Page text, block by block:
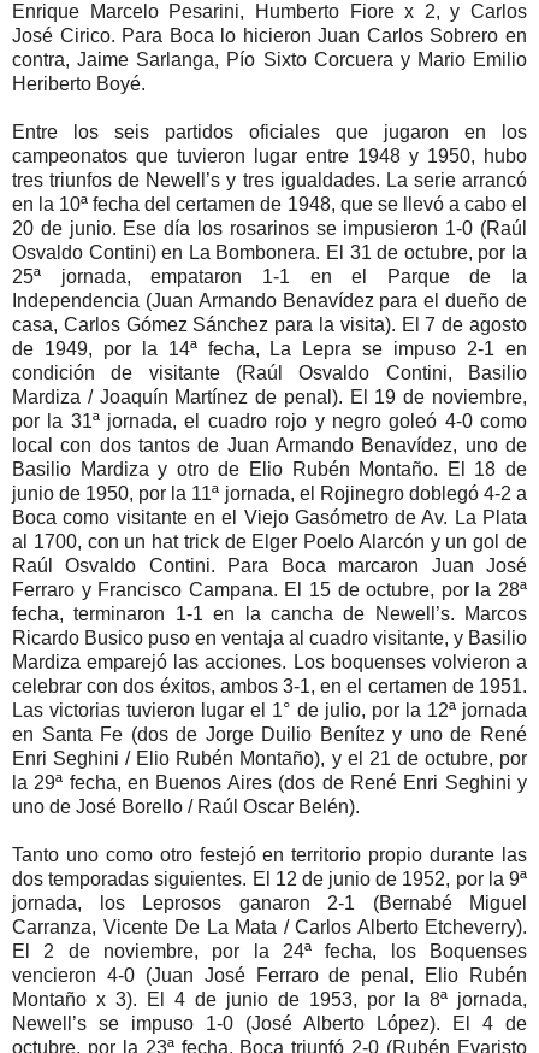
Enrique Marcelo Pesarini, Humberto Fiore x 2, y Carlos
José Cirico. Para Boca lo hicieron Juan Carlos Sobrero en
contra, Jaime Sarlanga, Pío Sixto Corcuera y Mario Emilio
Heriberto Boyé.
Entre los seis partidos oficiales que jugaron en los
campeonatos que tuvieron lugar entre 1948 y 1950, hubo
tres triunfos de Newell’s y tres igualdades. La serie arrancó
en la 10ª fecha del certamen de 1948, que se llevó a cabo el
20 de junio. Ese día los rosarinos se impusieron 1-0 (Raúl
Osvaldo Contini) en La Bombonera. El 31 de octubre, por la
25ª jornada, empataron 1-1 en el Parque de la
Independencia (Juan Armando Benavídez para el dueño de
casa, Carlos Gómez Sánchez para la visita). El 7 de agosto
de 1949, por la 14ª fecha, La Lepra se impuso 2-1 en
condición de visitante (Raúl Osvaldo Contini, Basilio
Mardiza / Joaquín Martínez de penal). El 19 de noviembre,
por la 31ª jornada, el cuadro rojo y negro goleó 4-0 como
local con dos tantos de Juan Armando Benavídez, uno de
Basilio Mardiza y otro de Elio Rubén Montaño. El 18 de
junio de 1950, por la 11ª jornada, el Rojinegro doblegó 4-2 a
Boca como visitante en el Viejo Gasómetro de Av. La Plata
al 1700, con un hat trick de Elger Poelo Alarcón y un gol de
Raúl Osvaldo Contini. Para Boca marcaron Juan José
Ferraro y Francisco Campana. El 15 de octubre, por la 28ª
fecha, terminaron 1-1 en la cancha de Newell’s. Marcos
Ricardo Busico puso en ventaja al cuadro visitante, y Basilio
Mardiza emparejó las acciones. Los boquenses volvieron a
celebrar con dos éxitos, ambos 3-1, en el certamen de 1951.
Las victorias tuvieron lugar el 1° de julio, por la 12ª jornada
en Santa Fe (dos de Jorge Duilio Benítez y uno de René
Enri Seghini / Elio Rubén Montaño), y el 21 de octubre, por
la 29ª fecha, en Buenos Aires (dos de René Enri Seghini y
uno de José Borello / Raúl Oscar Belén).
Tanto uno como otro festejó en territorio propio durante las
dos temporadas siguientes. El 12 de junio de 1952, por la 9ª
jornada, los Leprosos ganaron 2-1 (Bernabé Miguel
Carranza, Vicente De La Mata / Carlos Alberto Etcheverry).
El 2 de noviembre, por la 24ª fecha, los Boquenses
vencieron 4-0 (Juan José Ferraro de penal, Elio Rubén
Montaño x 3). El 4 de junio de 1953, por la 8ª jornada,
Newell’s se impuso 1-0 (José Alberto López). El 4 de
octubre, por la 23ª fecha, Boca triunfó 2-0 (Rubén Evaristo